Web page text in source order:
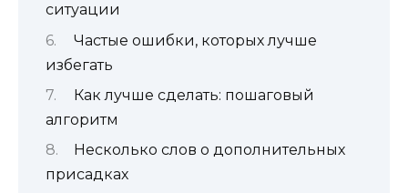
ситуации
Частые ошибки, которых лучше
избегать
Как лучше сделать: пошаговый
алгоритм
Несколько слов о дополнительных
присадках